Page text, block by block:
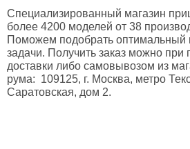
Специализированный магазин
более 4200 моделей от 38
Поможем подобрать оптимальный
задачи. Получить заказ можно при
доставки либо самовывозом из
рума: 109125, г. Москва, метро
Саратовская, дом 2.